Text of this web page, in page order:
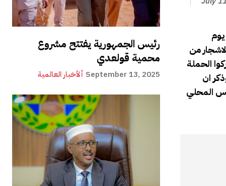
رئيس الجمهورية يفتتح مشروع
محمية قولعدي
ألأخبار العالمية September 13, 2025
من
الحملة
ان
المحلي